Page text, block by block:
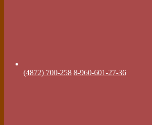
(4872) 700-258 8-960-601-27-36